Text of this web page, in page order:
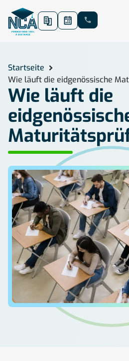
Startseite
Wie läuft die eidgenössische
Wie läuft die